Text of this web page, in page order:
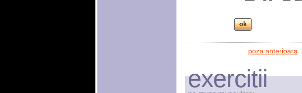
poza anterioara
exercitii